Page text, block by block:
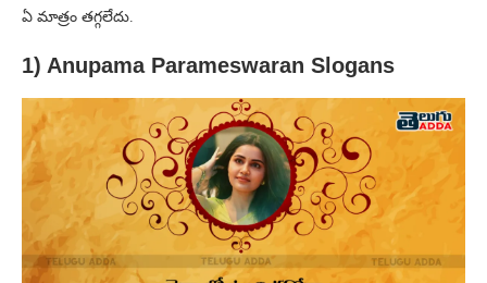
ఏ మాత్రం తగ్గలేదు.
1) Anupama Parameswaran Slogans